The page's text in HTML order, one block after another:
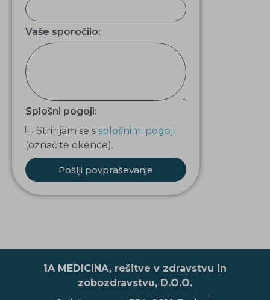
Vaše sporočilo:
Splošni pogoji:
Strinjam se ssplošnimi pogoji
(označite okence).
Pošlji povpraševanje
1A MEDICINA, rešitve v zdravstvu in
zobozdravstvu, D.O.O.